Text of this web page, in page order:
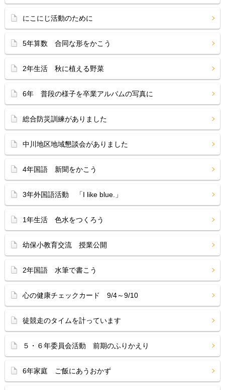
にこにじ活動のために
5年算数 合同な形をかこう
2年生活 秋に植える野菜
6年 普段の様子を卒業アルバムの写真に
総合防災訓練がありました
中川地区地域懇談会がありました
4年国語 新聞をかこう
3年外国語活動 「I like blue.」
1年生活 色水をつくろう
幼保小教育交流 授業公開
2年国語 水筆で書こう
心の健康チェックカード 9/4～9/10
徒競走のタイムを計っています
５・６年委員会活動 前期のふりかえり
6年家庭 ご飯にあうおかず